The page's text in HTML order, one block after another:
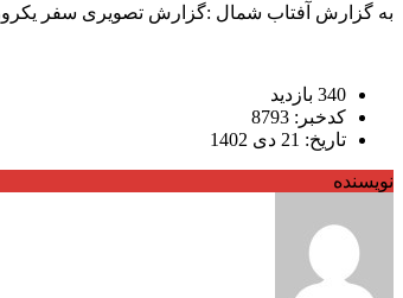
به گزارش آفتاب شمال :گزارش تصویری سفر
340 بازدید
کدخبر: 8793
تاریخ: 21 دی 1402
نویسنده